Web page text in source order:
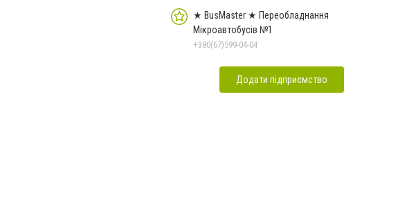
★ BusMaster ★ Переобладнання
Мікроавтобусів №1
+380(67)599-04-04
Додати підприємство